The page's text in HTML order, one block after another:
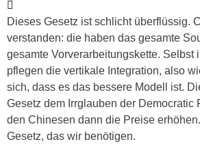
Dieses Gesetz ist schlicht überflüssig.
verstanden: die haben das gesamte
gesamte Vorverarbeitungskette. Selbst
pflegen die vertikale Integration, also
sich, dass es das bessere Modell ist.
Gesetz dem Irrglauben der Democratic
den Chinesen dann die Preise
Gesetz, das wir benötigen.